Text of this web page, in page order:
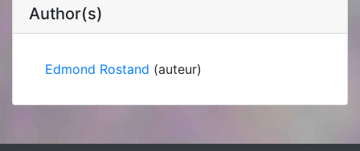
Author(s)
Edmond Rostand (auteur)